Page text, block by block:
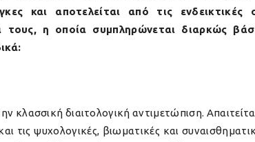
και αποτελείται από τις ενδεικτικές
τους, η οποία συμπληρώνεται διαρκώς
διαιτολογική αντιμετώπιση.
τις ψυχολογικές, βιωματικές και